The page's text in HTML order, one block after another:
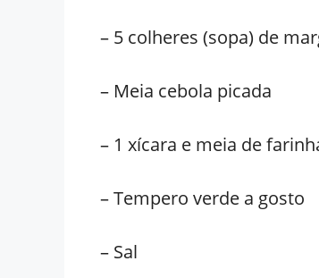
– 5 colheres (sopa) de
– Meia cebola picada
– 1 xícara e meia de
– Tempero verde a gosto
– Sal